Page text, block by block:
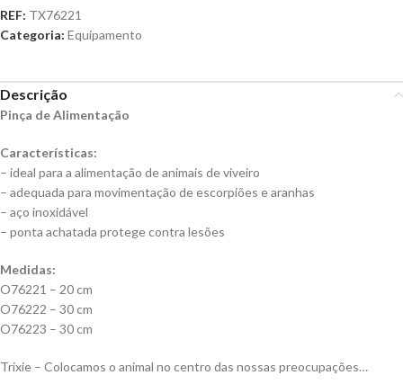
REF: TX76221
Categoria: Equipamento
Descrição
Pinça de Alimentação
Características:
– ideal para a alimentação de animais de viveiro
– adequada para movimentação de escorpiões e aranhas
– aço inoxidável
– ponta achatada protege contra lesões
Medidas:
O76221 – 20 cm
O76222 – 30 cm
O76223 – 30 cm
Trixie – Colocamos o animal no centro das nossas preocupações…